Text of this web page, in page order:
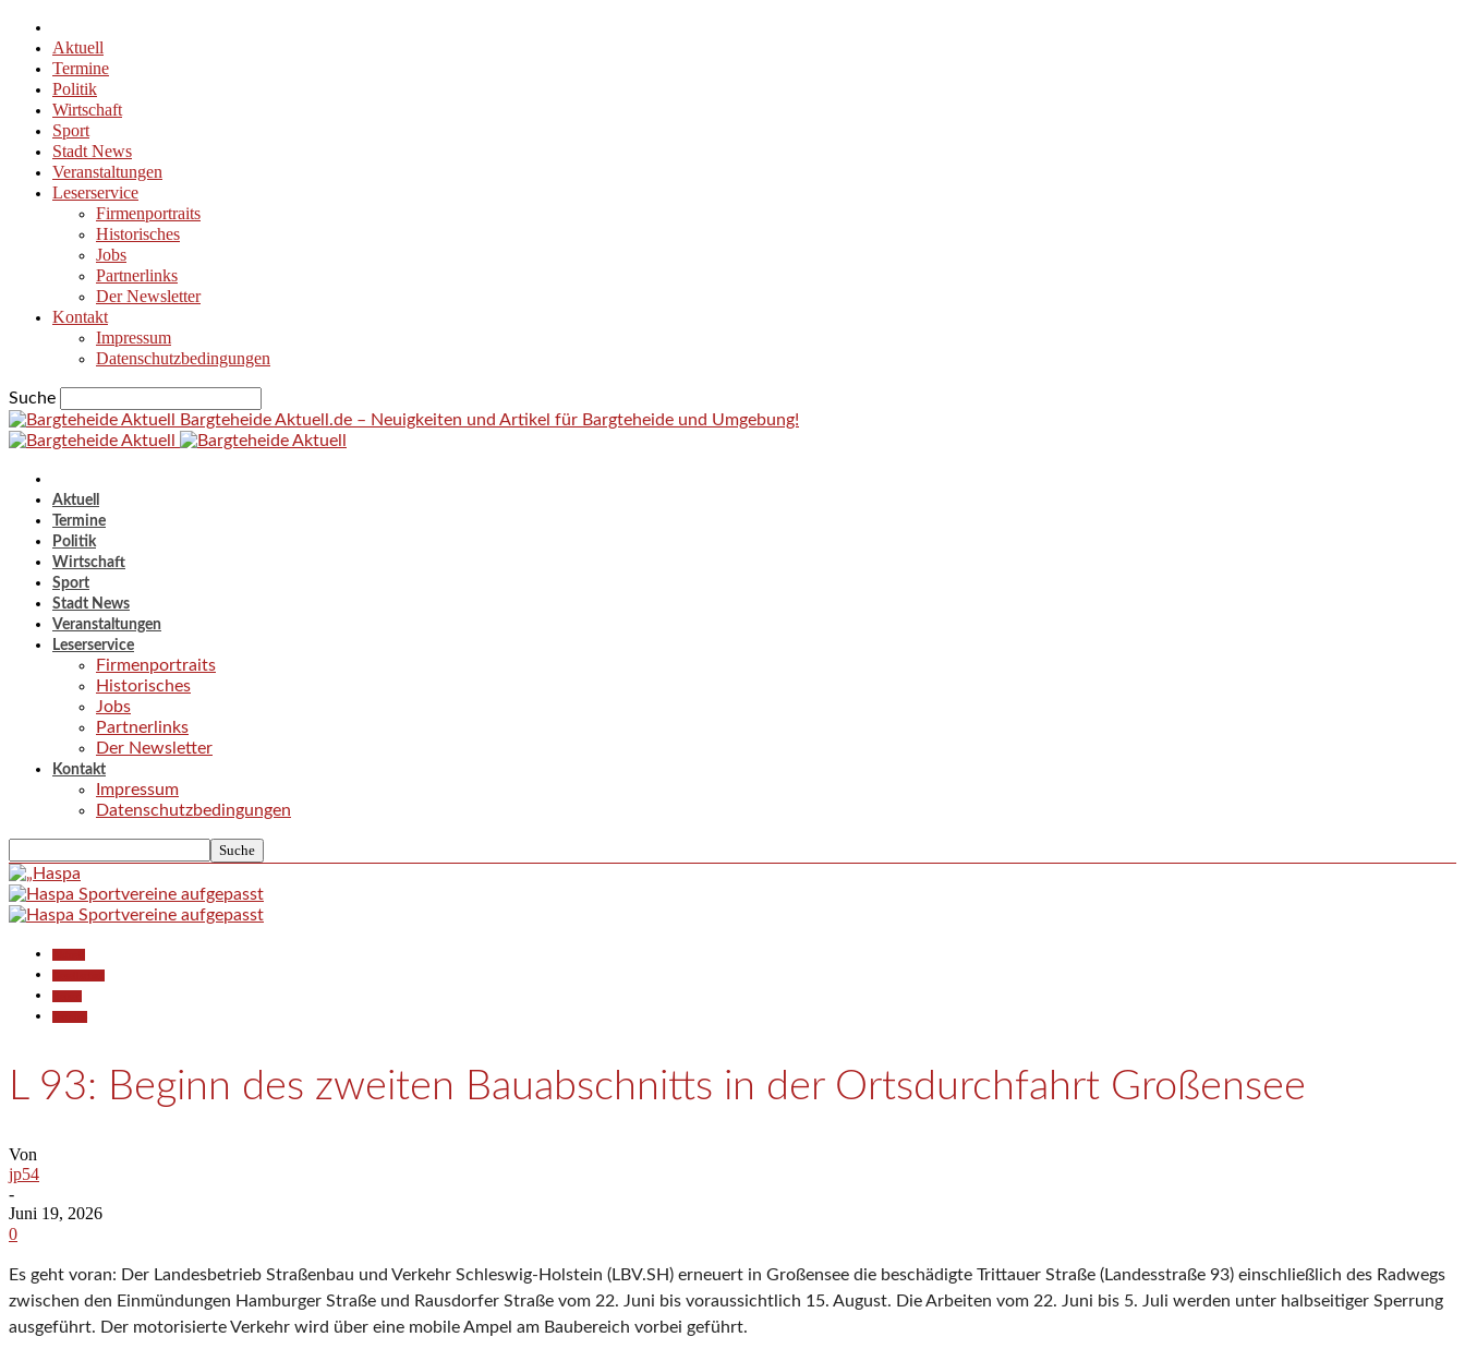
Aktuell
Termine
Politik
Wirtschaft
Sport
Stadt News
Veranstaltungen
Leserservice
Firmenportraits
Historisches
Jobs
Partnerlinks
Der Newsletter
Kontakt
Impressum
Datenschutzbedingungen
Suche
Bargteheide Aktuell.de – Neuigkeiten und Artikel für Bargteheide und Umgebung!
Aktuell
Termine
Politik
Wirtschaft
Sport
Stadt News
Veranstaltungen
Leserservice
Firmenportraits
Historisches
Jobs
Partnerlinks
Der Newsletter
Kontakt
Impressum
Datenschutzbedingungen
L 93: Beginn des zweiten Bauabschnitts in der Ortsdurchfahrt Großensee
Von
jp54
-
Juni 19, 2026
0
Es geht voran: Der Landesbetrieb Straßenbau und Verkehr Schleswig-Holstein (LBV.SH) erneuert in Großensee die beschädigte Trittauer Straße (Landesstraße 93) einschließlich des Radwegs
zwischen den Einmündungen Hamburger Straße und Rausdorfer Straße vom 22. Juni bis voraussichtlich 15. August. Die Arbeiten vom 22. Juni bis 5. Juli werden unter halbseitiger Sperrung
ausgeführt. Der motorisierte Verkehr wird über eine mobile Ampel am Baubereich vorbei geführt.